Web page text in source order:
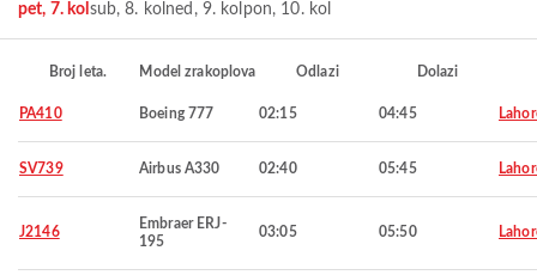
pet, 7. kol sub, 8. kol ned, 9. kol pon, 10. kol
Broj leta. Model zrakoplova Odlazi Dolazi
PA410 Boeing 777 02:15 04:45
SV739 Airbus A330 02:40 05:45
J2146
Embraer ERJ-
195
03:05 05:50